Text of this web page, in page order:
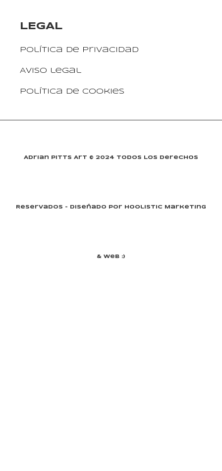
LEGAL
Política de privacidad
Aviso legal
Política de cookies
Adrian Pitts Art © 2024 Todos Los Derechos
Reservados - Diseñado Por Hoolistic Marketing
& Web :)